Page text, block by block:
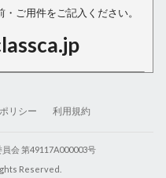
・ご用件をご記入ください。
会 第49117A000003号
Reserved.
リシー 利用規約